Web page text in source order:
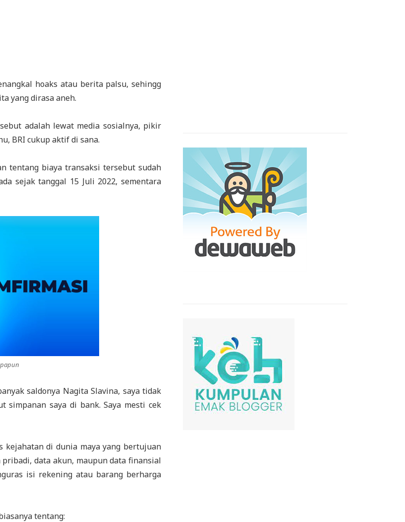
hoaks atau berita palsu, sehingg
yang dirasa aneh.
adalah lewat media sosialnya, pikir
BRI cukup aktif di sana.
tentang biaya transaksi tersebut sudah
sejak tanggal 15 Juli 2022, sementara
saldonya Nagita Slavina, saya tidak
simpanan saya di bank. Saya mesti cek
kejahatan di dunia maya yang bertujuan
data akun, maupun data finansial
isi rekening atau barang berharga
tentang: